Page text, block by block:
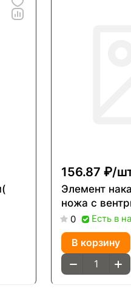
156.87 ₽/
Элемент
ножа с
0 Есть в
В корзину